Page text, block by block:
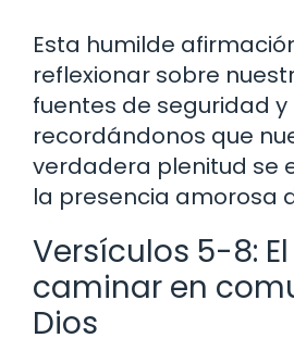
Esta humilde
reflexionar sobre
fuentes de seguridad
recordándonos que
verdadera plenitud se
la presencia amorosa
Versículos 5-8:
caminar en
Dios